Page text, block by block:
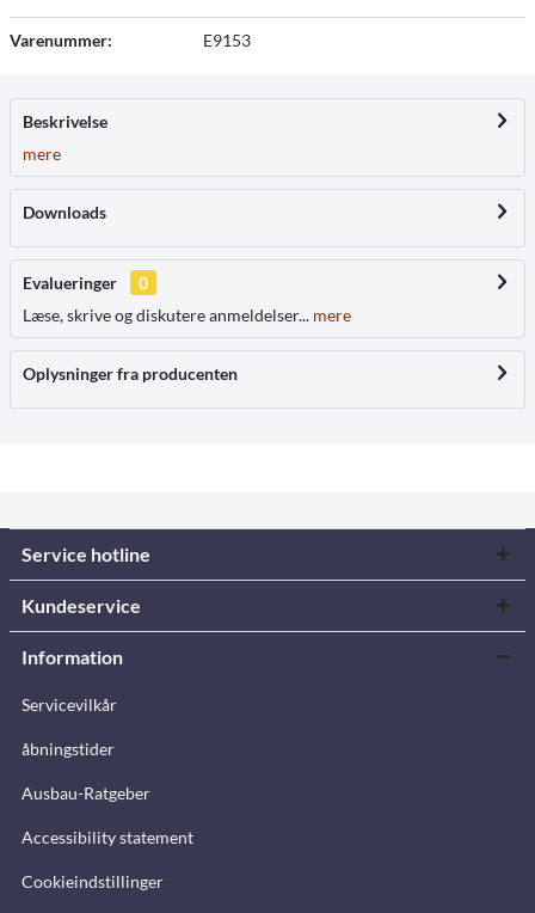
Varenummer: E9153
Beskrivelse
mere
Downloads
Evalueringer
0
Læse, skrive og diskutere anmeldelser... mere
Oplysninger fra producenten
Service hotline
Kundeservice
Information
Servicevilkår
åbningstider
Ausbau-Ratgeber
Accessibility statement
Cookieindstillinger